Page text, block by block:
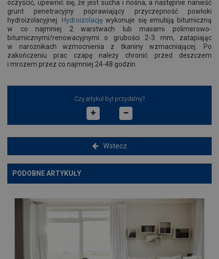
oczyścić, upewnić się, że jest sucha i nośna, a następnie nanieść
grunt penetracyjny poprawiający przyczepność powłoki
hydroizolacyjnej.
Hydroizolację wykonuje się emulsją bitumiczną
w co najmniej 2 warstwach lub masami polimerowo-
bitumicznymi/renowacyjnymi o grubości 2-3 mm, zatapiając
w narożnikach wzmocnienia z tkaniny wzmacniającej. Po
zakończeniu prac czapę należy chronić przed deszczem
i mrozem przez co najmniej 24-48 godzin.
Czy artykuł był przydatny?
Wstecz
PODOBNE ARTYKUŁY